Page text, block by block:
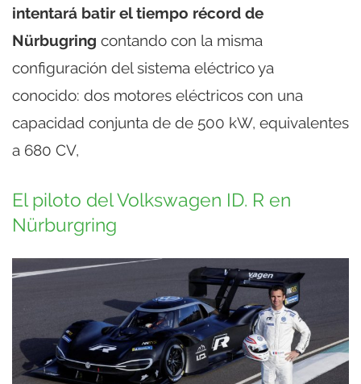
intentará batir el tiempo récord de
Nürbugring contando con la misma
configuración del sistema eléctrico ya
conocido: dos motores eléctricos con una
capacidad conjunta de de 500 kW, equivalentes
a 680 CV,
El piloto del Volkswagen ID. R en
Nürburgring